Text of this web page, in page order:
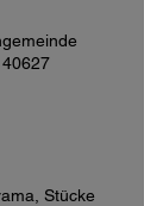
Stücke